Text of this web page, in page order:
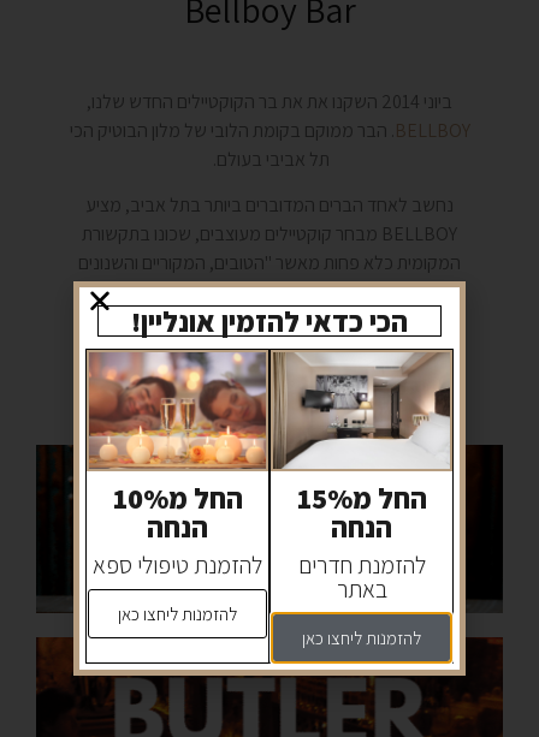
ביוני 2014 השקנו את את בר הקוקטיילים החדש שלנו,
BELLBOY . הבר ממוקם בקומת הלובי של מלון הבוטיק הכי
תל אביבי בעולם.
נחשב לאחד הברים המדוברים ביותר בתל אביב, מציע
BELLBOY מבחר קוקטיילים מעוצבים, שכונו בתקשורת
המקומית כלא פחות מאשר "הטובים, המקוריים והשנונים
ביותר בישראל".
הזמינו שולחן עכשיו
הכי כדאי להזמין אונליין!
החל מ15%
הנחה
להזמנת חדרים
באתר
להזמנות ליחצו כאן
החל מ10%
הנחה
להזמנת טיפולי ספא
להזמנות ליחצו כאן